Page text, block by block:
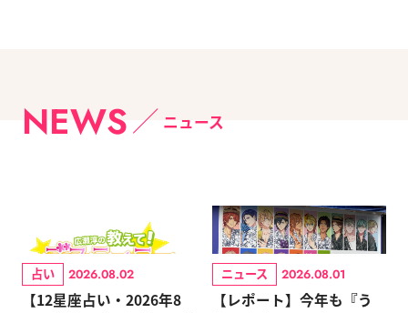
NEWS ニュース
占い 2026.08.02
【12星座占い・2026年8
ニュース 2026.08.01
【レポート】今年も『う